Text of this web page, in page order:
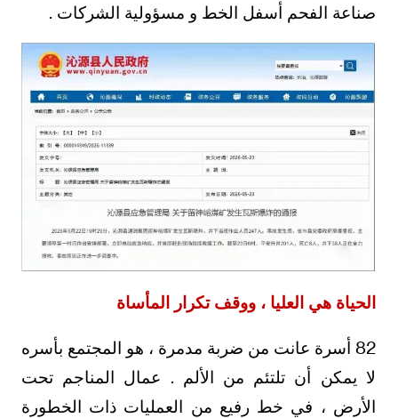
صناعة الفحم أسفل الخط و مسؤولية الشركات .
الحياة هي العليا ، ووقف تكرار المأساة
82 أسرة عانت من ضربة مدمرة ، هو المجتمع بأسره
لا يمكن أن تلتئم من الألم . عمال المناجم تحت
الأرض ، في خط رفيع من العمليات ذات الخطورة